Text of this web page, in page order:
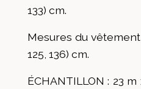
133) cm.
Mesures du vêtement
125, 136) cm.
ÉCHANTILLON : 23